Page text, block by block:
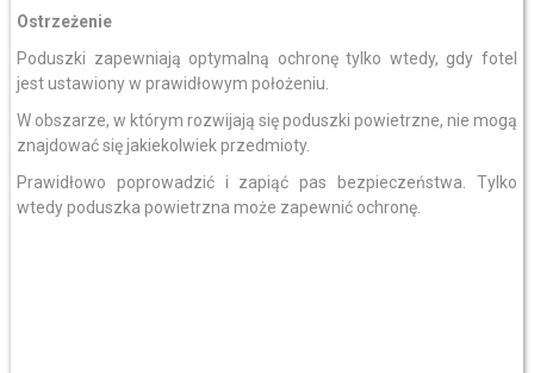
Ostrzeżenie
Poduszki zapewniają optymalną ochronę tylko wtedy, gdy fotel
jest ustawiony w prawidłowym położeniu.
W obszarze, w którym rozwijają się poduszki powietrzne, nie mogą
znajdować się jakiekolwiek przedmioty.
Prawidłowo poprowadzić i zapiąć pas bezpieczeństwa. Tylko
wtedy poduszka powietrzna może zapewnić ochronę.